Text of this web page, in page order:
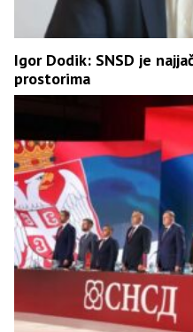
Igor Dodik: SNSD je
prostorima